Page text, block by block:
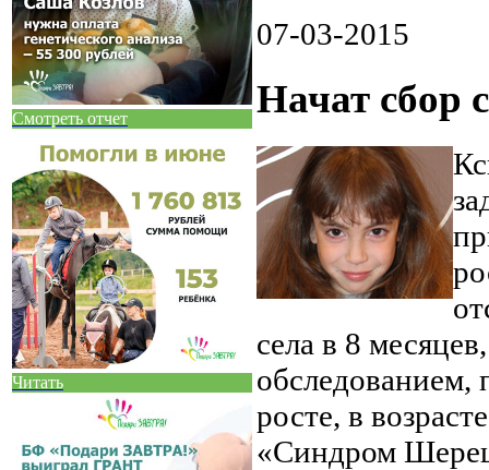
Смотреть отчет
Читать
07-03-2015
Начат сбор
села в 8
обследованием,
росте, в
«Синдром